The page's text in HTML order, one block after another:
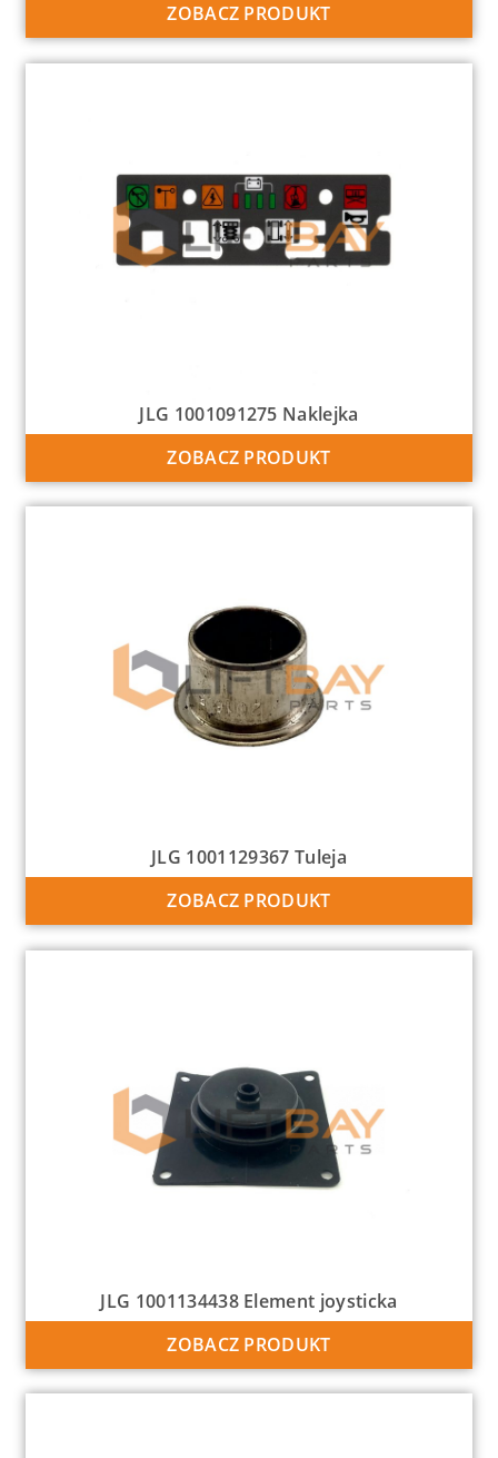
ZOBACZ PRODUKT
JLG 1001091275 Naklejka
ZOBACZ PRODUKT
JLG 1001129367 Tuleja
ZOBACZ PRODUKT
JLG 1001134438 Element joysticka
ZOBACZ PRODUKT